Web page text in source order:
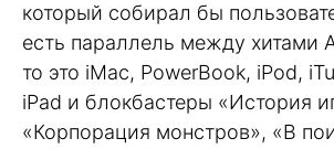
который собирал бы
есть параллель между хитами
то это iMac, PowerBook, iPod,
iPad и блокбастеры «История
«Корпорация монстров», «В